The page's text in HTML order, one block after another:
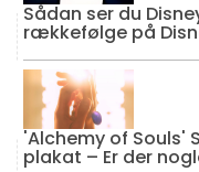
Sådan ser du
rækkefølge på
'Alchemy of Souls'
plakat – Er der